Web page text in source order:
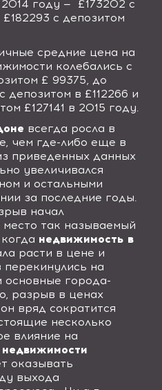
году —
£173202 с
£182293 с депозитом
средние цена на
колебались с
£ 99375, до
депозитом в £112266 и
£127141 в 2015 году.
всегда росла в
чем где-либо еще в
приведенных данных
увеличивался
и остальными
за последние годы.
начал
так называемый
когда недвижимость в
расти в цене и
на
города-
разрыв в ценах
вряд сократится
несколько
влияние на
недвижимости
оказывать
выхода